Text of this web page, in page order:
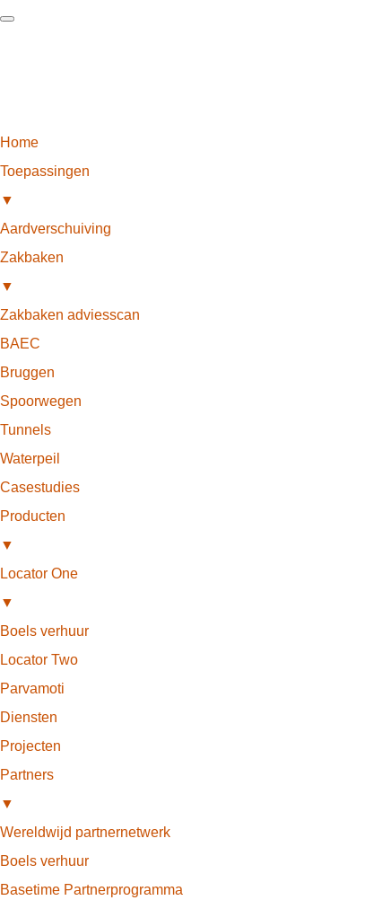
Home
Toepassingen
▼
Aardverschuiving
Zakbaken
▼
Zakbaken adviesscan
BAEC
Bruggen
Spoorwegen
Tunnels
Waterpeil
Casestudies
Producten
▼
Locator One
▼
Boels verhuur
Locator Two
Parvamoti
Diensten
Projecten
Partners
▼
Wereldwijd partnernetwerk
Boels verhuur
Basetime Partnerprogramma